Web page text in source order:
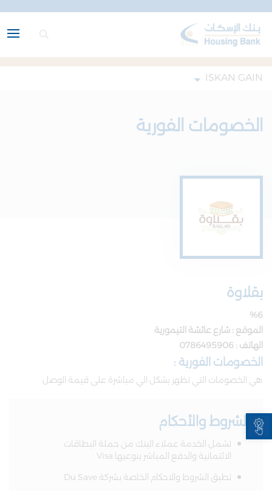
Open toolbar
ISKAN GAIN
الخصومات الفورية
بقلاوة
%6
الموقع : شارع عائشة التيمورية
الهاتف : 0786495906
الخصومات الفورية :
هي الخصومات التي تظهر بشكل الي مباشرة على قيمة الوصل
الشروط والأحكام​
تشمل الخدمة عملاء البنك من حملة البطاقات
الائتمانية والدفع المباشر بنوعيها Visa
تطبق الشروط والاحكام الخاصة بشركة Du Save